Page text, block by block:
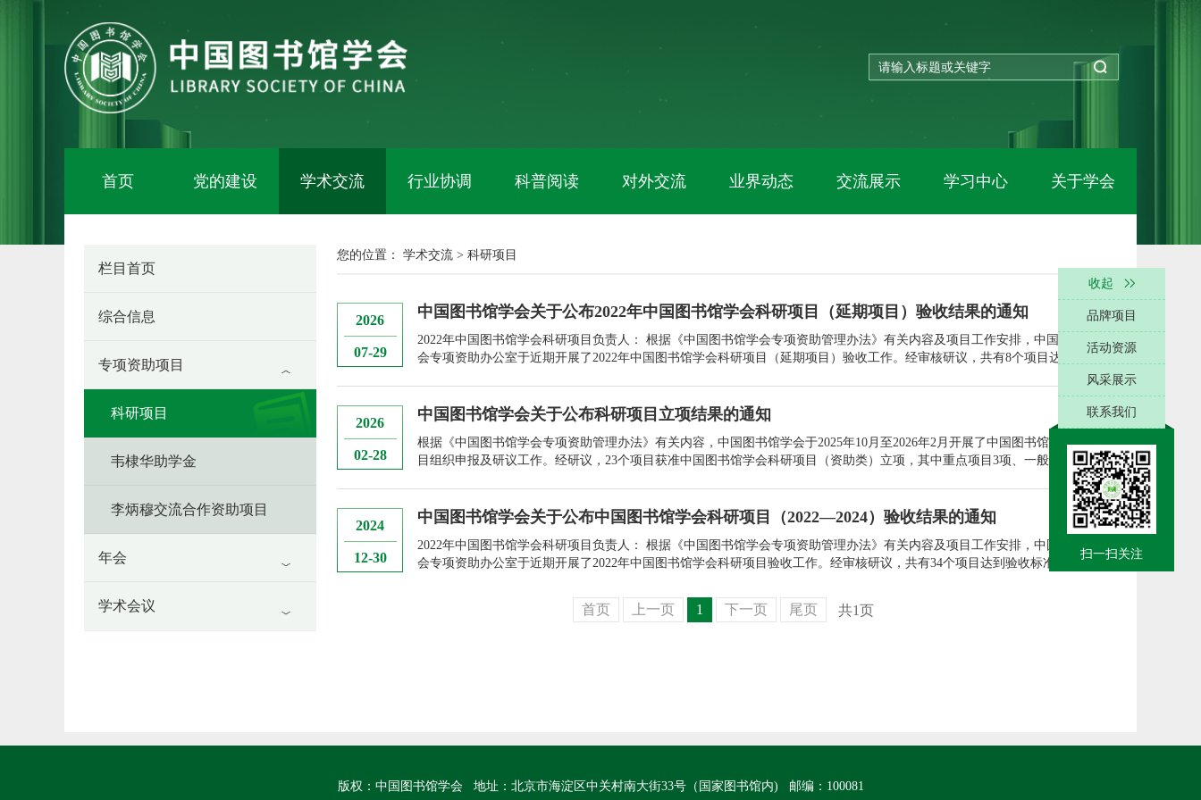
首页 党的建设 学术交流 行业协调 科普阅读 对外交流 业界动态 交流展示 学习中心 关于学会
栏目首页
综合信息
专项资助项目
科研项目
韦棣华助学金
李炳穆交流合作资助项目
年会
学术会议
您的位置： 学术交流 > 科研项目
2026
07-29
中国图书馆学会关于公布2022年中国图书馆学会科研项目（延期项目）验收结果的通知
2022年中国图书馆学会科研项目负责人： 根据《中国图书馆学会专项资助管理办法》有关内容及项目工作安排，中国图书馆学
会专项资助办公室于近期开展了2022年中国图书馆学会科研项目（延期项目）验收工作。经审核研议，共有8个项目达到验收标
2026
02-28
中国图书馆学会关于公布科研项目立项结果的通知
根据《中国图书馆学会专项资助管理办法》有关内容，中国图书馆学会于2025年10月至2026年2月开展了中国图书馆学会科研项
目组织申报及研议工作。经研议，23个项目获准中国图书馆学会科研项目（资助类）立项，其中重点项目3项、一般项目10项、
青年项目10项（附件1）。为鼓舞科研，激励创新，设立中国图书馆学会科研项目（非资助类）134项，其中重点项目6项、一般
2024
12-30
中国图书馆学会关于公布中国图书馆学会科研项目（2022—2024）验收结果的通知
2022年中国图书馆学会科研项目负责人： 根据《中国图书馆学会专项资助管理办法》有关内容及项目工作安排，中国图书馆学
会专项资助办公室于近期开展了2022年中国图书馆学会科研项目验收工作。经审核研议，共有34个项目达到验收标准，可予以
目2项、青年项目1项）。另有8个项目申请延期。验收结
首页 上一页 1 下一页 尾页 共1页
版权：中国图书馆学会 地址：北京市海淀区中关村南大街33号（国家图书馆内) 邮编：100081
收起
品牌项目
活动资源
风采展示
联系我们
扫一扫关注